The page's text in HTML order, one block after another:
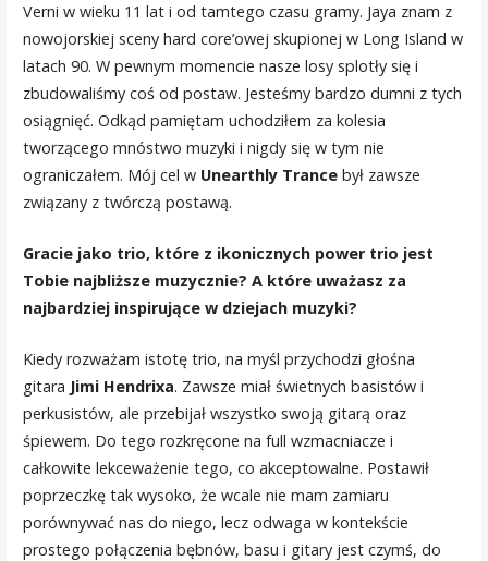
Verni w wieku 11 lat i od tamtego czasu gramy. Jaya znam z
nowojorskiej sceny hard core’owej skupionej w Long Island w
latach 90. W pewnym momencie nasze losy splotły się i
zbudowaliśmy coś od postaw. Jesteśmy bardzo dumni z tych
osiągnięć. Odkąd pamiętam uchodziłem za kolesia
tworzącego mnóstwo muzyki i nigdy się w tym nie
ograniczałem. Mój cel w Unearthly Trancebył zawsze
związany z twórczą postawą.
Gracie jako trio, które z ikonicznych power trio jest
Tobie najbliższe muzycznie? A które uważasz za
najbardziej inspirujące w dziejach muzyki?
Kiedy rozważam istotę trio, na myśl przychodzi głośna
gitara Jimi Hendrixa. Zawsze miał świetnych basistów i
perkusistów, ale przebijał wszystko swoją gitarą oraz
śpiewem. Do tego rozkręcone na full wzmacniacze i
całkowite lekceważenie tego, co akceptowalne. Postawił
poprzeczkę tak wysoko, że wcale nie mam zamiaru
porównywać nas do niego, lecz odwaga w kontekście
prostego połączenia bębnów, basu i gitary jest czymś, do